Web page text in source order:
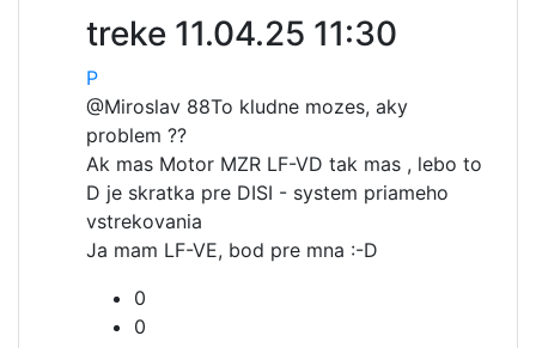
treke 11.04.25 11:30
P
@Miroslav 88To kludne mozes, aky
problem ??
Ak mas Motor MZR LF-VD tak mas , lebo to
D je skratka pre DISI - system priameho
vstrekovania
Ja mam LF-VE, bod pre mna :-D
0
0